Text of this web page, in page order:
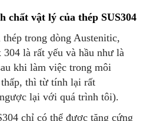
chất vật lý của thép SUS304
trong dòng Austenitic,
là rất yếu và hầu như là
khi làm việc trong môi
thì từ tính lại rất
lại với quá trình tôi).
chỉ có thể được tăng cứng